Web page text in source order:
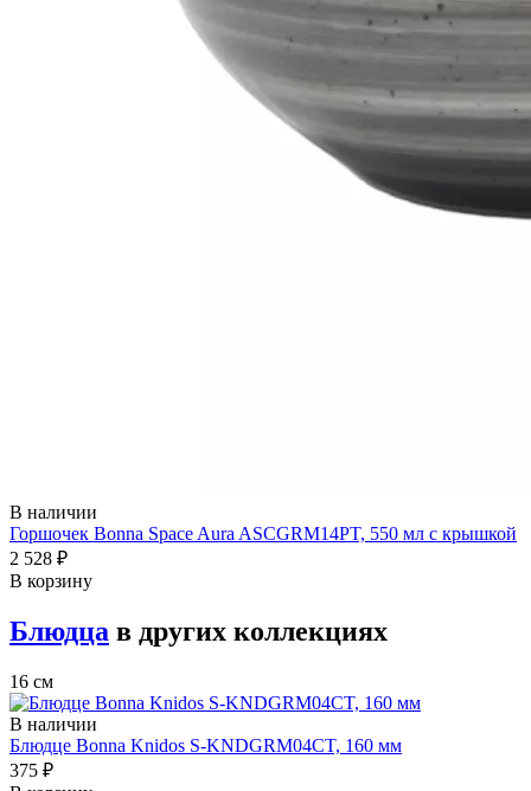
В наличии
Горшочек Bonna Space Aura ASCGRM14PT, 550 мл с крышкой
2 528 ₽
В корзину
Блюдца в других коллекциях
16 см
В наличии
Блюдце Bonna Knidos S-KNDGRM04CT, 160 мм
375 ₽